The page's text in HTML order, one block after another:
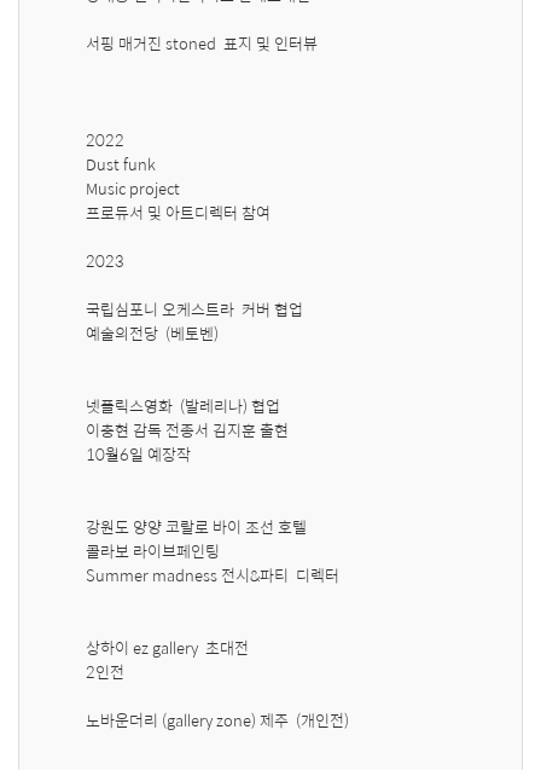
서핑 매거진 stoned  표지 및 인터뷰
2022
Dust funk
Music project
프로듀서 및 아트디렉터 참여
2023
국립심포니 오케스트라  커버 협업
예술의전당  (베토벤)
넷플릭스영화  (발레리나) 협업
이충현 감독 전종서 김지훈 출현
10월6일 예장작
강원도 양양 코랄로 바이 조선 호텔
콜라보 라이브페인팅
Summer madness 전시&파티  디렉터
상하이 ez gallery  초대전
2인전
노바운더리 (gallery zone) 제주  (개인전)